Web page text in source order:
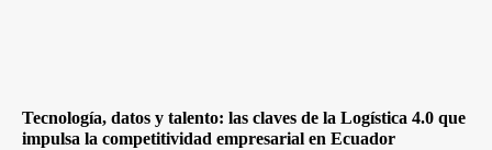
Tecnología, datos y talento: las claves de la Logística 4.0 que
impulsa la competitividad empresarial en Ecuador